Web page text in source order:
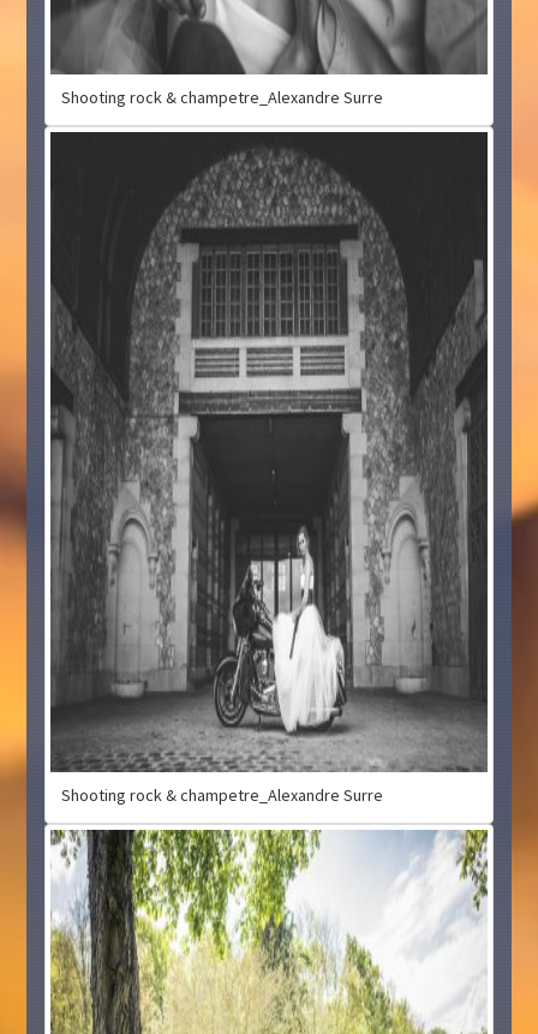
Shooting rock & champetre_Alexandre Surre
Shooting rock & champetre_Alexandre Surre